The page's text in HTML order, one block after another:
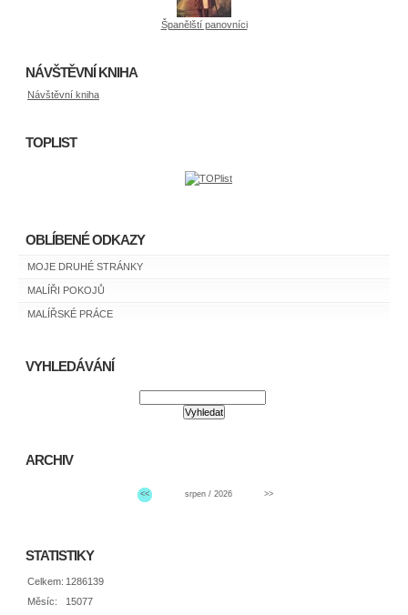
Španělští panovníci
NÁVŠTĚVNÍ KNIHA
Návštěvní kniha
TOPLIST
OBLÍBENÉ ODKAZY
MOJE DRUHÉ STRÁNKY
MALÍŘI POKOJŮ
MALÍŘSKÉ PRÁCE
VYHLEDÁVÁNÍ
ARCHIV
<< srpen / 2026 >>
STATISTIKY
Celkem: 1286139
Měsíc:
15077